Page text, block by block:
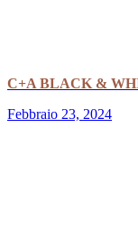
C+A BLACK &
Febbraio 23, 2024